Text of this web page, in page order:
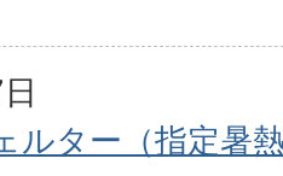
ルター（指定暑